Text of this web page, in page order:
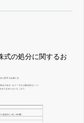
行利用も付きます
式の処分に関するお